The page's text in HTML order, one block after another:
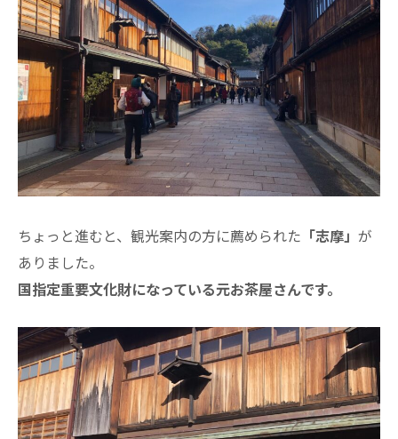
ちょっと進むと、観光案内の方に薦められた 「志摩」 が
ありました。
国指定重要文化財になっている元お茶屋さんです。